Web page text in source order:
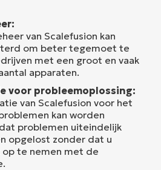
van Scalefusion kan
om beter tegemoet te
met een groot en vaak
apparaten.
voor probleemoplossing:
van Scalefusion voor het
kan worden
problemen uiteindelijk
opgelost zonder dat u
te nemen met de